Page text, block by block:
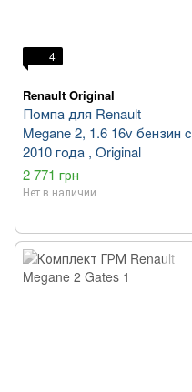
4
Renault Original
Помпа для Renault
Megane 2, 1.6 16v бензин c
2010 года , Original
2 771 грн
Нет в наличии